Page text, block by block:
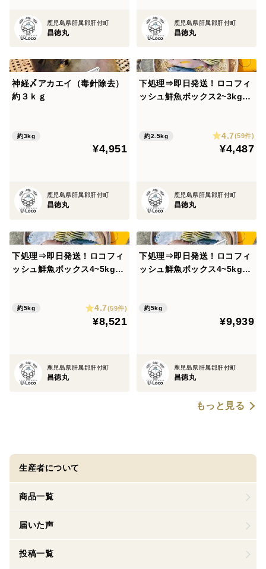
鹿児島県肝属郡肝付町
昌徳丸
鹿児島県肝属郡肝付町
昌徳丸
神経〆アカエイ（毒針除去）
約３ｋｇ
約3kg
¥4,951
鹿児島県肝属郡肝付町
昌徳丸
下処理⇒即日発送！ロコフィ
ッシュ鮮魚ボックス2~3kg
約2.5kg 4.7(59件)
¥4,487
鹿児島県肝属郡肝付町
昌徳丸
下処理⇒即日発送！ロコフィ
ッシュ鮮魚ボックス4~5kg
約5kg 4.7(59件)
¥8,521
鹿児島県肝属郡肝付町
昌徳丸
下処理⇒即日発送！ロコフィ
ッシュ鮮魚ボックス4~5kg
約5kg
¥9,939
鹿児島県肝属郡肝付町
昌徳丸
もっと見る
生産者について
商品一覧
届いた声
投稿一覧